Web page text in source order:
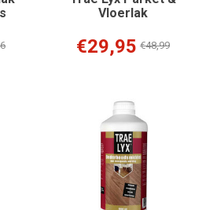
Vloerlak
€29,95 €48,99